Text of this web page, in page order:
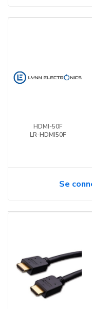
HDMI-50F
LR-HDMI50F
Se